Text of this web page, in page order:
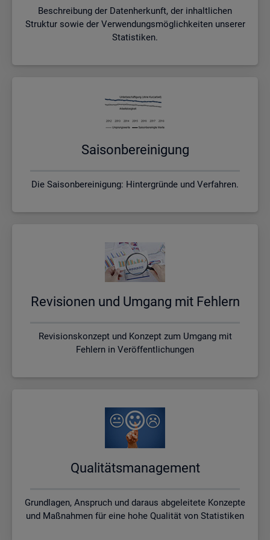
Beschreibung der Datenherkunft, der inhaltlichen
Struktur sowie der Verwendungsmöglichkeiten unserer
Statistiken.
Sai­son­be­rei­ni­gung
Die Saisonbereinigung: Hintergründe und Verfahren.
Re­vi­sio­nen und Um­gang mit Feh­lern
Revisionskonzept und Konzept zum Umgang mit
Fehlern in Veröffentlichungen
Qua­li­täts­ma­nage­ment
Grundlagen, Anspruch und daraus abgeleitete Konzepte
und Maßnahmen für eine hohe Qualität von Statistiken